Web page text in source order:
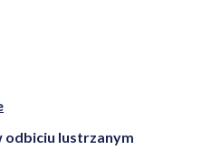
lustrzanym